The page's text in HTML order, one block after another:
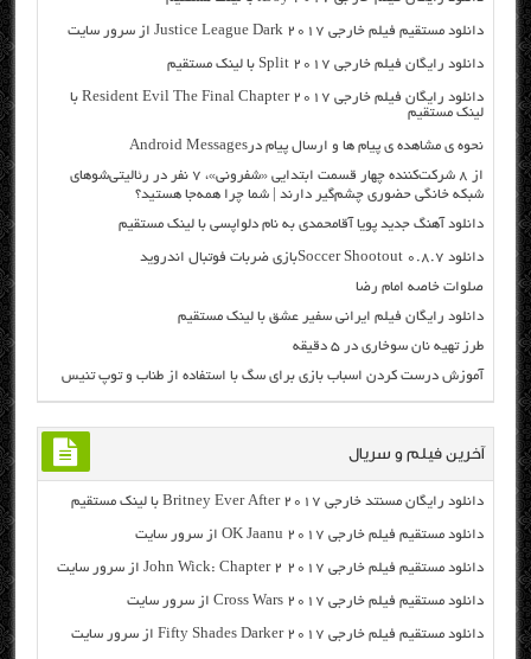
دانلود مستقیم فیلم خارجی Justice League Dark 2017 از سرور سایت
دانلود رایگان فیلم خارجی Split 2017 با لینک مستقیم
دانلود رایگان فیلم خارجی Resident Evil The Final Chapter 2017 با
لینک مستقیم
نحوه ی مشاهده ی پیام ها و ارسال پیام درAndroid Messages
از ۸ شرکت‌کننده چهار قسمت ابتدایی «شفرونی»، ۷ نفر در رئالیتی‌شوهای
شبکه خانگی حضوری چشم‌گیر دارند | شما چرا همه‌جا هستید؟
دانلود آهنگ جدید پویا آقامحمدی به نام دلواپسی با لینک مستقیم
دانلود Soccer Shootout 0.8.7بازی ضربات فوتبال اندروید
صلوات خاصه امام رضا
دانلود رایگان فیلم ایرانی سفیر عشق با لینک مستقیم
طرز تهیه نان سوخاری در ۵ دقیقه
آموزش درست کردن اسباب بازی برای سگ با استفاده از طناب و توپ تنیس
آخرین فیلم و سریال
دانلود رایگان مسنتد خارجی Britney Ever After 2017 با لینک مستقیم
دانلود مستقیم فیلم خارجی OK Jaanu 2017 از سرور سایت
دانلود مستقیم فیلم خارجی John Wick: Chapter 2 2017 از سرور سایت
دانلود مستقیم فیلم خارجی Cross Wars 2017 از سرور سایت
دانلود مستقیم فیلم خارجی Fifty Shades Darker 2017 از سرور سایت